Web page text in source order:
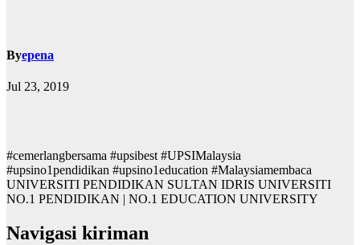
Byepena
Jul 23, 2019
#cemerlangbersama #upsibest #UPSIMalaysia
#upsino1pendidikan #upsino1education #Malaysiamembaca
UNIVERSITI PENDIDIKAN SULTAN IDRIS UNIVERSITI
NO.1 PENDIDIKAN | NO.1 EDUCATION UNIVERSITY
Navigasi kiriman